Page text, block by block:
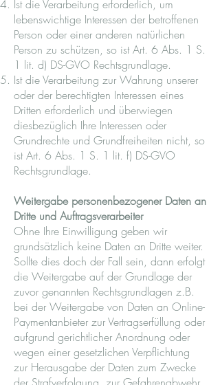
Ist die Verarbeitung erforderlich, um
lebenswichtige Interessen der betroffenen
Person oder einer anderen natürlichen
Person zu schützen, so ist Art. 6 Abs. 1 S.
1 lit. d) DS-GVO Rechtsgrundlage.
Ist die Verarbeitung zur Wahrung unserer
oder der berechtigten Interessen eines
Dritten erforderlich und überwiegen
diesbezüglich Ihre Interessen oder
Grundrechte und Grundfreiheiten nicht, so
ist Art. 6 Abs. 1 S. 1 lit. f) DS-GVO
Rechtsgrundlage.
Weitergabe personenbezogener Daten an
Dritte und Auftragsverarbeiter
Ohne Ihre Einwilligung geben wir
grundsätzlich keine Daten an Dritte weiter.
Sollte dies doch der Fall sein, dann erfolgt
die Weitergabe auf der Grundlage der
zuvor genannten Rechtsgrundlagen z.B.
bei der Weitergabe von Daten an Online-
Paymentanbieter zur Vertragserfüllung oder
aufgrund gerichtlicher Anordnung oder
wegen einer gesetzlichen Verpflichtung
zur Herausgabe der Daten zum Zwecke